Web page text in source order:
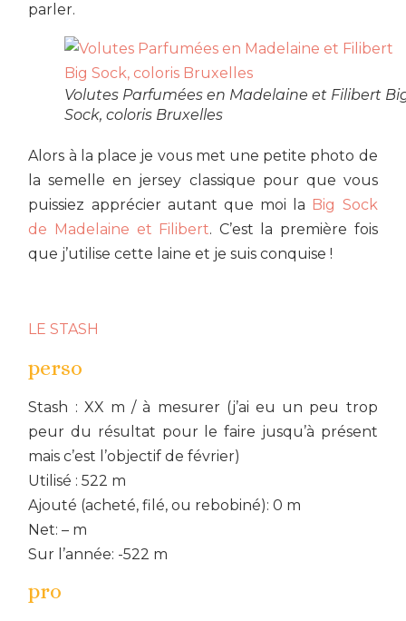
parler.
Volutes Parfumées en Madelaine et Filibert
Sock, coloris Bruxelles
Alors à la place je vous met une petite photo de
la semelle en jersey classique pour que vous
puissiez apprécier autant que moi la Big Sock
de Madelaine et Filibert. C’est la première fois
que j’utilise cette laine et je suis conquise !
LE STASH
perso
Stash : XX m / à mesurer (j’ai eu un peu trop
peur du résultat pour le faire jusqu’à présent
mais c’est l’objectif de février)
Utilisé : 522 m
Ajouté (acheté, filé, ou rebobiné): 0 m
Net: – m
Sur l’année: -522 m
pro